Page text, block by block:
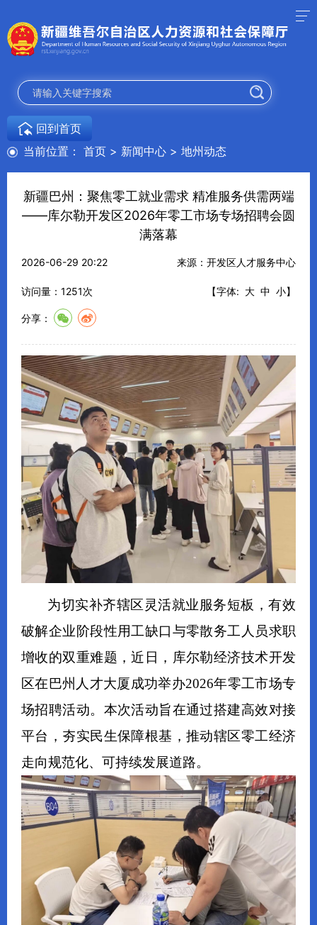
当前位置： 首页 > 新闻中心 > 地州动态
回到首页
新疆巴州：聚焦零工就业需求 精准服务供需两端
——库尔勒开发区2026年零工市场专场招聘会圆
满落幕
2026-06-29 20:22 来源：开发区人才服务中心
访问量： 1251次 【字体: 大 中 小】
分享：
为切实补齐辖区灵活就业服务短板，有效
破解企业阶段性用工缺口与零散务工人员求职
增收的双重难题，近日，库尔勒经济技术开发
区在巴州人才大厦成功举办2026年零工市场专
场招聘活动。本次活动旨在通过搭建高效对接
平台，夯实民生保障根基，推动辖区零工经济
走向规范化、可持续发展道路。